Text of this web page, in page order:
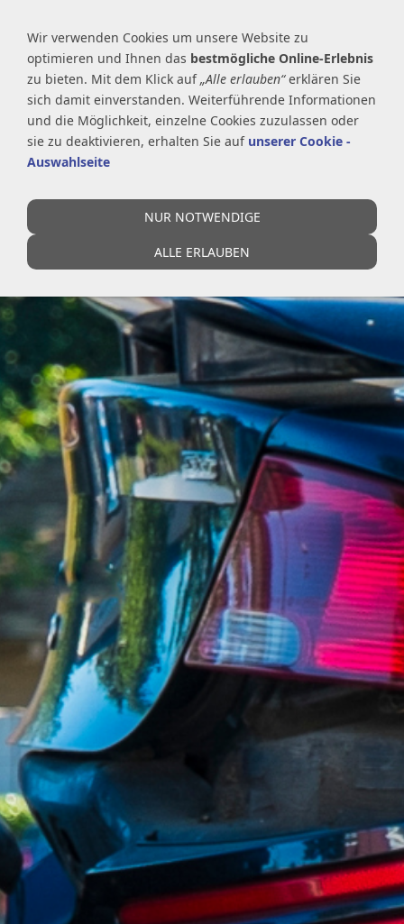
NAVIGATION EINBLENDEN
Wir verwenden Cookies um unsere Website zu
optimieren und Ihnen das bestmögliche Online-Erlebnis
zu bieten. Mit dem Klick auf„Alle erlauben“erklären Sie
sich damit einverstanden. Weiterführende Informationen
und die Möglichkeit, einzelne Cookies zuzulassen oder
sie zu deaktivieren, erhalten Sie auf unserer Cookie -
Auswahlseite
NUR NOTWENDIGE
ALLE ERLAUBEN